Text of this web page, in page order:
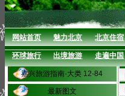
网站首页 魅力北京 北京住宿
环球旅行 出境旅游 走遍中国
嘉兴旅游指南·大类 12-84
最新图文